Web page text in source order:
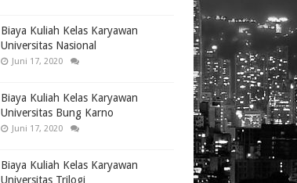
Biaya Kuliah Kelas Karyawan
Universitas Nasional
Juni 17, 2020
Biaya Kuliah Kelas Karyawan
Universitas Bung Karno
Juni 17, 2020
Biaya Kuliah Kelas Karyawan
Universitas Trilogi